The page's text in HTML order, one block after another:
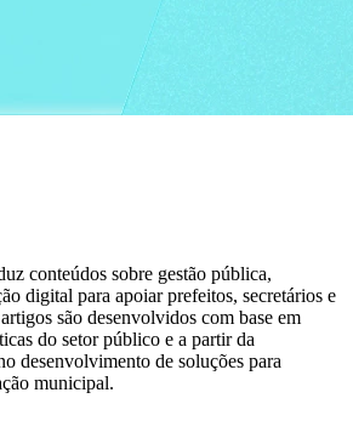
conteúdos sobre gestão pública,
digital para apoiar prefeitos, secretários e
são desenvolvidos com base em
do setor público e a partir da
desenvolvimento de soluções para
municipal.